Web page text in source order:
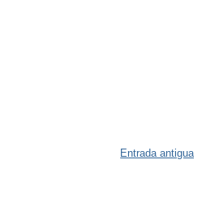
Entrada antigua